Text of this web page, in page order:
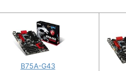
B75A-G43